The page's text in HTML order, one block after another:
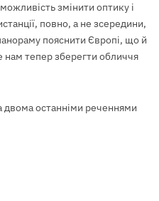
змінити оптику і
повно, а не зсередини,
пояснити Європі, що й
нам тепер зберегти обличчя
двома останніми реченнями